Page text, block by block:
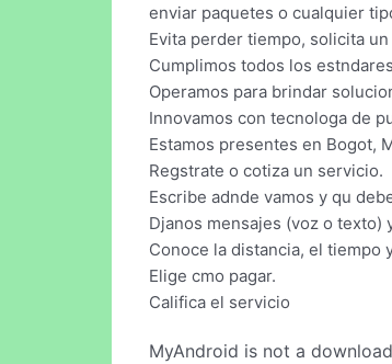
enviar paquetes o cualquier
Evita perder tiempo, solicita
Cumplimos todos los
Operamos para brindar
Innovamos con tecnologa de
Estamos presentes en Bogot,
Regstrate o cotiza un servicio.
Escribe adnde vamos y qu
Djanos mensajes (voz o texto)
Conoce la distancia, el tiempo
Elige cmo pagar.
Califica el servicio
MyAndroid is not a